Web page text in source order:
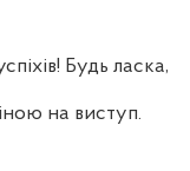
Будь ласка,
на виступ.